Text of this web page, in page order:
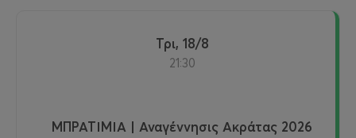
Τρι, 18/8
21:30
ΜΠΡΑΤΙΜΙΑ | Αναγέννησις Ακράτας 2026